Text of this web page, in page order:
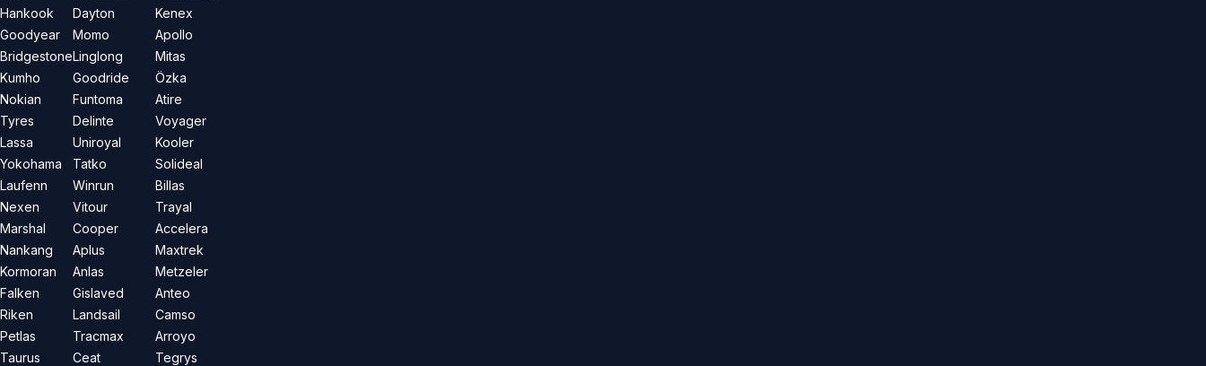
Hankook
Goodyear
Bridgestone
Kumho
Nokian
Tyres
Lassa
Yokohama
Laufenn
Nexen
Marshal
Nankang
Kormoran
Falken
Riken
Petlas
Taurus
Dayton
Momo
Linglong
Goodride
Funtoma
Delinte
Uniroyal
Tatko
Winrun
Vitour
Cooper
Aplus
Anlas
Gislaved
Landsail
Tracmax
Ceat
Kenex
Apollo
Mitas
Özka
Atire
Voyager
Kooler
Solideal
Billas
Trayal
Accelera
Maxtrek
Metzeler
Anteo
Camso
Arroyo
Tegrys